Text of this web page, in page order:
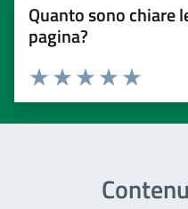
Quanto sono chiare
pagina?
Valuta 5
Valuta 4 stelle
Valuta 3 stelle su 5
Valuta 2 stelle su 5
Valuta 1 stelle su 5